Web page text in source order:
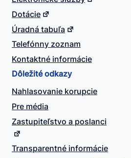
Dotácie
Úradná tabuľa
Telefónny zoznam
Kontaktné informácie
Dôležité odkazy
Nahlasovanie korupcie
Pre média
Zastupiteľstvo a poslanci
Transparentné informácie